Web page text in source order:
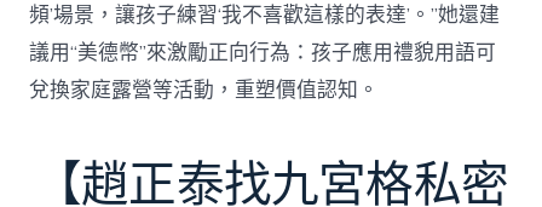
頻’場景，讓孩子練習‘我不喜歡這樣的表達’。”她還建
議用“美德幣”來激勵正向行為：孩子應用禮貌用語可
兌換家庭露營等活動，重塑價值認知。
【趙正泰找九宮格私密